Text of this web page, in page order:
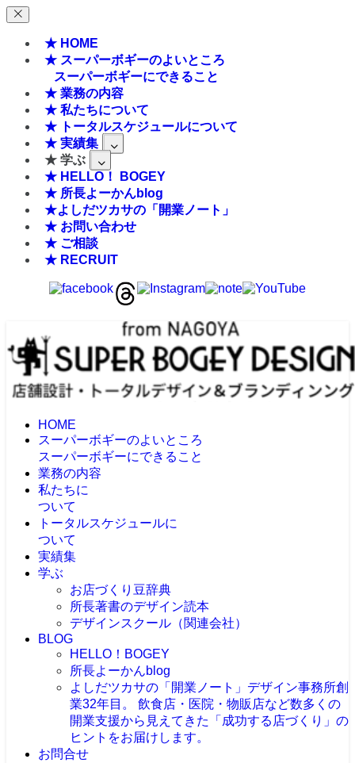
★ HOME
★ スーパーボギーのよいところ
スーパーボギーにできること
★ 業務の内容
★ 私たちについて
★ トータルスケジュールについて
★ 実績集
★ 学ぶ
★ HELLO！ BOGEY
★ 所長よーかんblog
★よしだツカサの「開業ノート」
★ お問い合わせ
★ ご相談
★ RECRUIT
HOME
スーパーボギーのよいところ
スーパーボギーにできること
業務の内容
私たちに
ついて
トータルスケジュールに
ついて
実績集
学ぶ
お店づくり豆辞典
所長著書のデザイン読本
デザインスクール（関連会社）
BLOG
HELLO！BOGEY
所長よーかんblog
よしだツカサの「開業ノート」 デザイン事務所創
業32年目。 飲食店・医院・物販店など数多くの
開業支援から見えてきた「成功する店づくり」の
ヒントをお届けします。
お問合せ